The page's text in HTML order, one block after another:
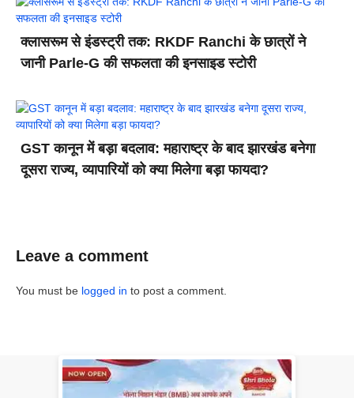
क्लासरूम से इंडस्ट्री तक: RKDF Ranchi के छात्रों ने
जानी Parle-G की सफलता की इनसाइड स्टोरी
GST कानून में बड़ा बदलाव: महाराष्ट्र के बाद झारखंड बनेगा
दूसरा राज्य, व्यापारियों को क्या मिलेगा बड़ा फायदा?
Leave a comment
You must be logged in to post a comment.